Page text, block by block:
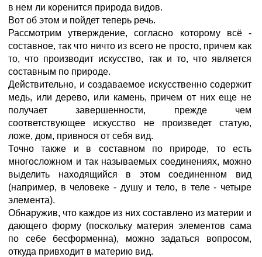
в нем ли коренится природа видов.
Вот об этом и пойдет теперь речь.
Рассмотрим утверждение, согласно которому всё -
составное, так что ничто из всего не просто, причем как
то, что производит искусство, так и то, что является
составным по природе.
Действительно, и создаваемое искусственно содержит
медь, или дерево, или камень, причем от них еще не
получает завершенности, прежде чем
соответствующее искусство не произведет статую,
ложе, дом, привнося от себя вид.
Точно также и в составном по природе, то есть
многосложном и так называемых соединениях, можно
выделить находящийся в этом соединенном вид
(например, в человеке - душу и тело, в теле - четыре
элемента).
Обнаружив, что каждое из них составлено из материи и
дающего форму (поскольку материя элементов сама
по себе бесформенна), можно задаться вопросом,
откуда привходит в материю вид.